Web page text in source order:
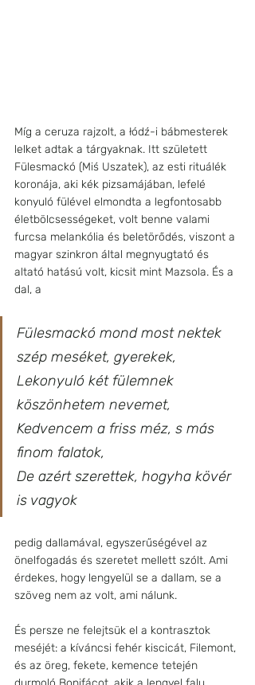
Míg a ceruza rajzolt, a łódź-i bábmesterek
lelket adtak a tárgyaknak. Itt született
Fülesmackó (Miś Uszatek), az esti rituálék
koronája, aki kék pizsamájában, lefelé
konyuló fülével elmondta a legfontosabb
életbölcsességeket, volt benne valami
furcsa melankólia és beletörődés, viszont a
magyar szinkron által megnyugtató és
altató hatású volt, kicsit mint Mazsola. És a
dal, a
Fülesmackó mond most nektek
szép meséket, gyerekek,
Lekonyuló két fülemnek
köszönhetem nevemet,
Kedvencem a friss méz, s más
finom falatok,
De azért szerettek, hogyha kövér
is vagyok
pedig dallamával, egyszerűségével az
önelfogadás és szeretet mellett szólt. Ami
érdekes, hogy lengyelül se a dallam, se a
szöveg nem az volt, ami nálunk.
És persze ne felejtsük el a kontrasztok
meséjét: a kíváncsi fehér kiscicát, Filemont,
és az öreg, fekete, kemence tetején